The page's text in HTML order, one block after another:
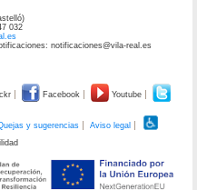
032
notificaciones@vila-real.es
Facebook Youtube
y sugerencias
Aviso legal